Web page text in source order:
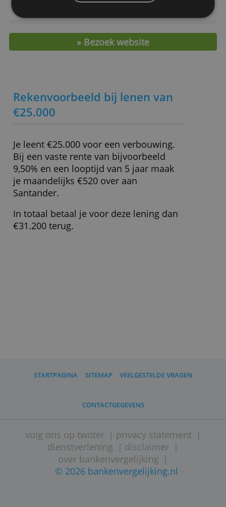
> Meer info en aanvragen van deze
Minimale lening
€ 2.500,-
Maximale lening
» Bezoek website
Rekenvoorbeeld bij lenen van
€31.200 terug.
site met onze advertentie- en analysepartners, die
deze kunnen combineren met andere informatie
verzameld door uw gebruik van hun diensten.
Privacybeleid